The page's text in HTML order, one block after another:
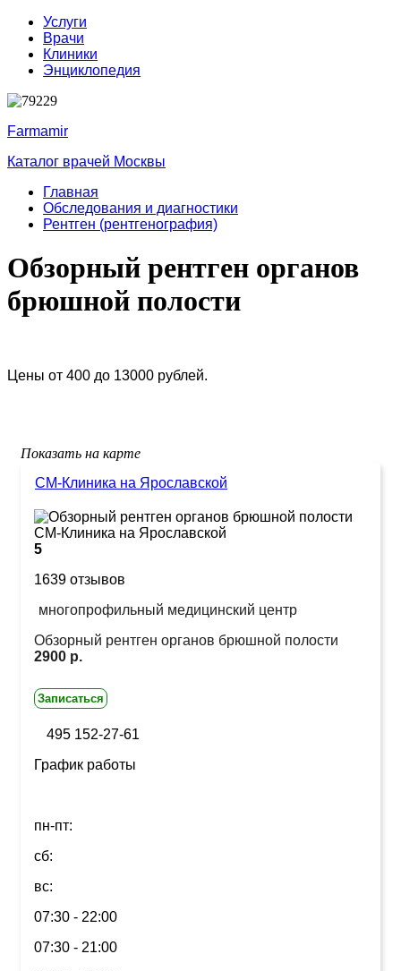
Услуги
Врачи
Клиники
Энциклопедия
Farmamir
Каталог врачей Москвы
Главная
Обследования и диагностики
Рентген (рентгенография)
Обзорный рентген органов
брюшной полости
Цены от 400 до 13000 рублей.
Показать на карте
СМ-Клиника на Ярославской
5
1639 отзывов
многопрофильный медицинский центр
Обзорный рентген органов брюшной полости
2900 р.
Записаться
495 152-27-61
График работы
пн-пт:
сб:
вс:
07:30 - 22:00
07:30 - 21:00